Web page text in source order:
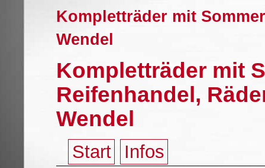
Kompletträder mit
Wendel
Kompletträder mit
Reifenhandel,
Wendel
Start Infos